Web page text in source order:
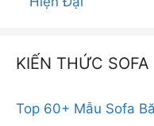
KIẾN THỨC SOFA
Top 60+ Mẫu Sofa